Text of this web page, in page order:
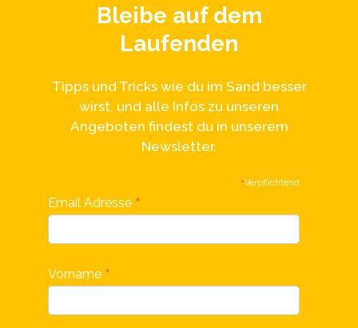
Bleibe auf dem
Laufenden
Tipps und Tricks wie du im Sand besser
wirst, und alle Infos zu unseren
Angeboten findest du in unserem
Newsletter.
*Verpflichtend
Email Adresse *
Vorname *